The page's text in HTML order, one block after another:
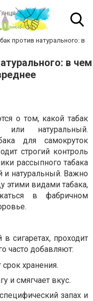
против натурального: в
в чем
о том, какой табак
натуральный.
для самокруток
строгий контроль
рассыпного табака
и натуральный. Важно
этими видами табака,
в фабричном
сигаретах, проходит
часто добавляют:
хранения.
и смягчает вкус.
запах и